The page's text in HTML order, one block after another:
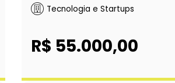
Tecnologia e Startups
R$ 55.000,00